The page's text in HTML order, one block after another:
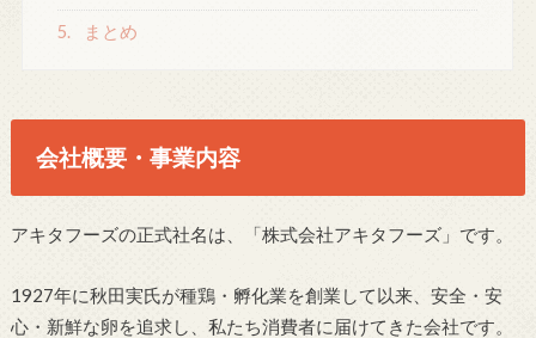
5. まとめ
会社概要・事業内容
アキタフーズの正式社名は、「株式会社アキタフーズ」です。
1927年に秋田実氏が種鶏・孵化業を創業して以来、安全・安
心・新鮮な卵を追求し、私たち消費者に届けてきた会社です。